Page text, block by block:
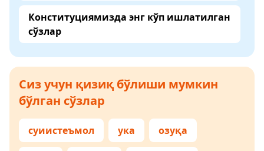
Конституциямизда энг кўп ишлатилган
сўзлар
Сиз учун қизиқ бўлиши мумкин
бўлган сўзлар
суиистеъмол ука озуқа